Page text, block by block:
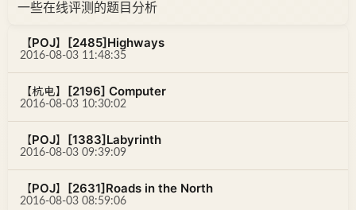
一些在线评测的题目分析
【POJ】[2485]Highways
2016-08-03 11:48:35
【杭电】[2196] Computer
2016-08-03 10:30:02
【POJ】[1383]Labyrinth
2016-08-03 09:39:09
【POJ】[2631]Roads in the North
2016-08-03 08:59:06